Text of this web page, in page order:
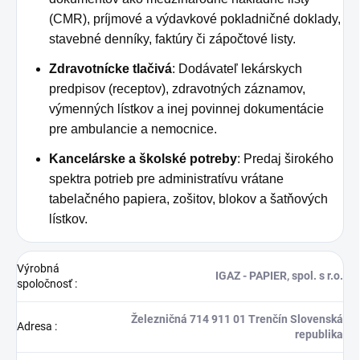
(CMR), príjmové a výdavkové pokladničné doklady,
stavebné denníky, faktúry či zápočtové listy.
Zdravotnícke tlačivá: Dodávateľ lekárskych
predpisov (receptov), zdravotných záznamov,
výmenných lístkov a inej povinnej dokumentácie
pre ambulancie a nemocnice.
Kancelárske a školské potreby: Predaj širokého
spektra potrieb pre administratívu vrátane
tabelačného papiera, zošitov, blokov a šatňových
lístkov.
Výrobná
spoločnosť:
IGAZ - PAPIER, spol. s r.o.
Adresa :
Železničná 714 911 01 Trenčín Slovenská
republika